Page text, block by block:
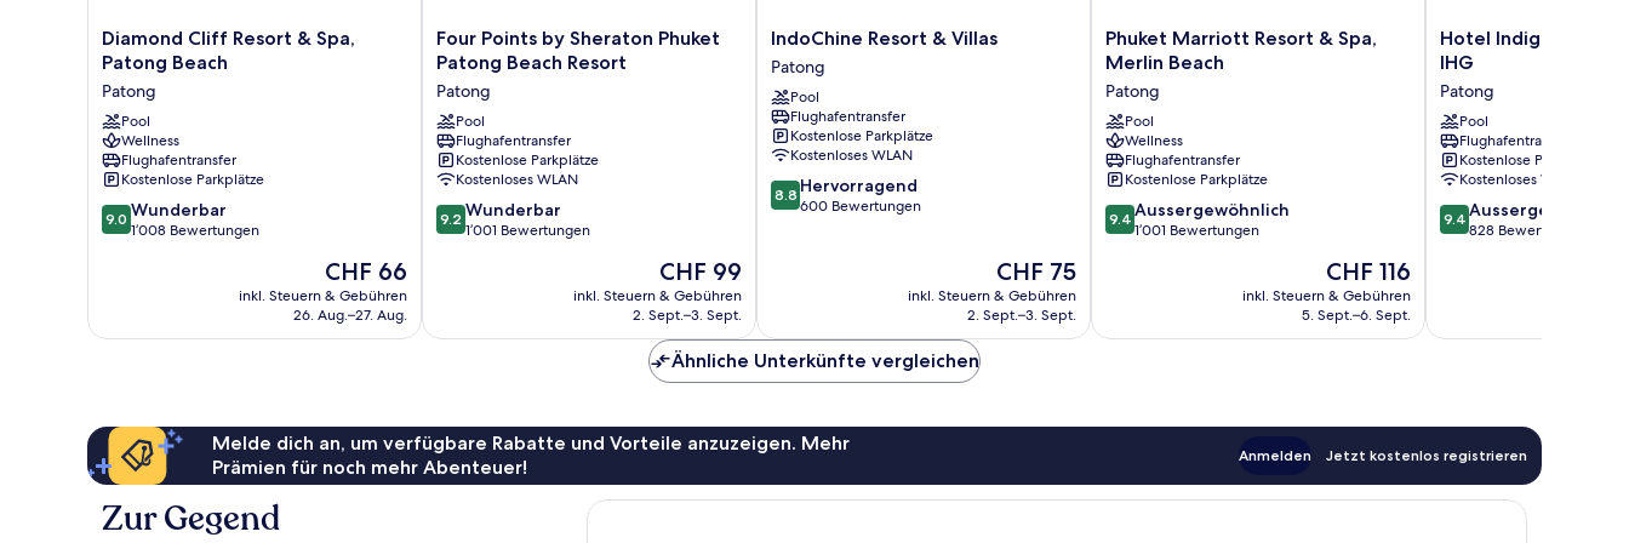
Diamond
Cliff
&
Spa,
Patong
Beach
Patong
Diamond Cliff Resort & Spa,
Patong Beach
Patong
Pool
Wellness
Flughafentransfer
Kostenlose Parkplätze
9.0
von
9.0 Wunderbar
1’008 Bewertungen
Der
Preis
beträgt
CHF 66
inkl. Steuern & Gebühren
26. Aug.–27. Aug.
Four
Points
Sheraton
Phuket
Patong
Beach
Resort
Patong
Four Points by Sheraton Phuket
Patong Beach Resort
Patong
Pool
Flughafentransfer
Kostenlose Parkplätze
Kostenloses WLAN
9.2
von
9.2 Wunderbar
1’001 Bewertungen
Der
Preis
beträgt
CHF 99
inkl. Steuern & Gebühren
2. Sept.–3. Sept.
IndoChine
Resort
&
Villas
Patong
IndoChine Resort & Villas
Patong
Pool
Flughafentransfer
Kostenlose Parkplätze
Kostenloses WLAN
8.8
von
8.8 Hervorragend
600 Bewertungen
Der
Preis
beträgt
CHF 75
inkl. Steuern & Gebühren
2. Sept.–3. Sept.
Phuket
Marriott
&
Spa,
Merlin
Beach
Patong
Phuket Marriott Resort & Spa,
Merlin Beach
Patong
Pool
Wellness
Flughafentransfer
Kostenlose Parkplätze
9.4
von
9.4 Aussergewöhnlich
1’001 Bewertungen
Der
Preis
beträgt
CHF 116
inkl. Steuern & Gebühren
5. Sept.–6. Sept.
Hotel
Indigo
Patong
by
IHG
Patong
Hotel Indigo Phuket
IHG
Patong
Pool
Flughafentransfer
Kostenlose Parkplätze
Kostenloses WLAN
9.4
von
9.4 Aussergewöhnlich
828 Bewertungen
Ähnliche Unterkünfte vergleichen
Melde dich an, um verfügbare Rabatte und Vorteile anzuzeigen. Mehr
Prämien für noch mehr Abenteuer!
Anmelden Jetzt kostenlos registrieren
Zur Gegend